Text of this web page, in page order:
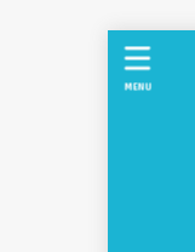
MENU